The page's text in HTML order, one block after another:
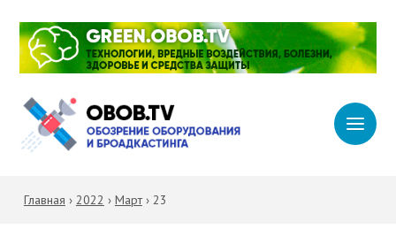
Главная › 2022 › Март› 23